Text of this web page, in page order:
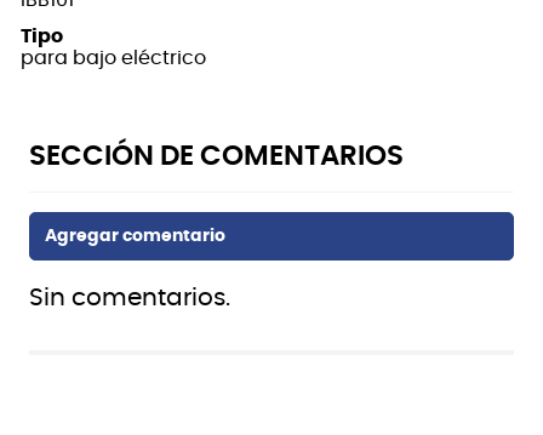
Tipo
para bajo eléctrico
Sin comentarios.